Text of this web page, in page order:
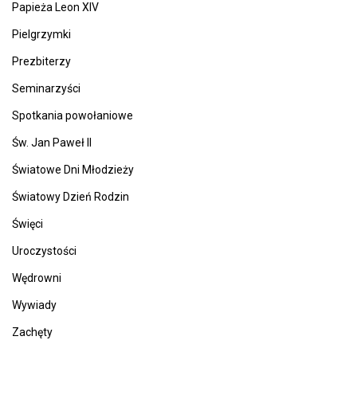
Papieża Leon XIV
Pielgrzymki
Prezbiterzy
Seminarzyści
Spotkania powołaniowe
Św. Jan Paweł II
Światowe Dni Młodzieży
Światowy Dzień Rodzin
Święci
Uroczystości
Wędrowni
Wywiady
Zachęty